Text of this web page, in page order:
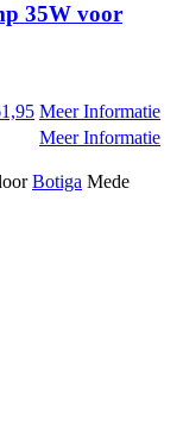
35W voor
Meer Informatie
Meer Informatie
Botiga Mede